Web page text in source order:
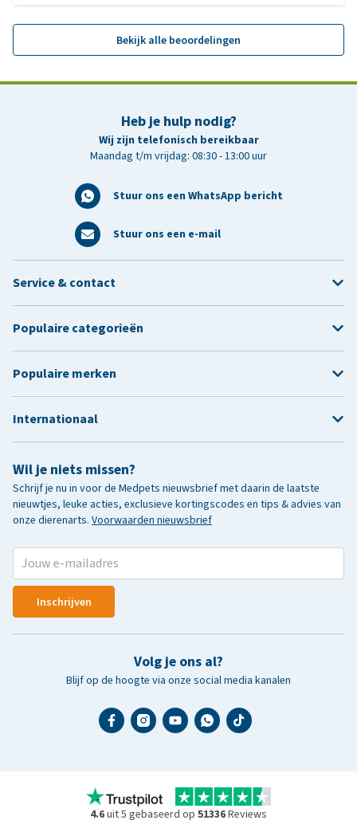
Bekijk alle beoordelingen
Heb je hulp nodig?
Wij zijn telefonisch bereikbaar
Maandag t/m vrijdag: 08:30 - 13:00 uur
Stuur ons een WhatsApp bericht
Stuur ons een e-mail
Wil je niets missen?
Schrijf je nu in voor de Medpets nieuwsbrief met daarin de laatste
nieuwtjes, leuke acties, exclusieve kortingscodes en tips & advies van
onze dierenarts. Voorwaarden nieuwsbrief
Inschrijven
Volg je ons al?
Blijf op de hoogte via onze social media kanalen
Service & contact
Populaire categorieën
Populaire merken
Internationaal
4.6uit 5 gebaseerd op 51336Reviews